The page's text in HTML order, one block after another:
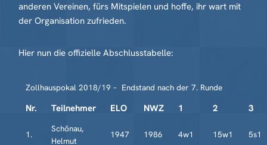
anderen Vereinen, fürs Mitspielen und hoffe, ihr wart mit
der Organisation zufrieden.
Hier nun die offizielle Abschlusstabelle:
Zollhauspokal 2018/19 – Endstand nach der 7. Runde
Nr. Teilnehmer ELO NWZ 1 2 3
1.
Schönau,
Helmut
1947 1986 4w1 15w1 5s1